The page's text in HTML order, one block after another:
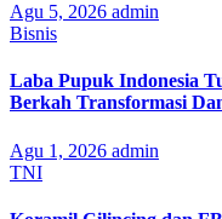
Agu 5, 2026 admin
Bisnis
Laba Pupuk Indonesia
Berkah Transformasi
Agu 1, 2026 admin
TNI